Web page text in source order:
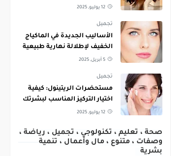
12 يوليو, 2025
تجميل
الأساليب الجديدة في الماكياج
الخفيف لإطلالة نهارية طبيعية
5 أبريل, 2025
تجميل
مستحضرات الريتينول: كيفية
اختيار التركيز المناسب لبشرتك
12 يوليو, 2025
صحة ، تعليم ، تكنولوجي ، تجميل ، رياضة ،
وصفات ، متنوع ، مال وأعمال ، تنمية
بشرية